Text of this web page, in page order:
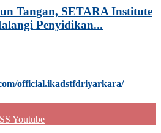
Tangan, SETARA Institute
Penyidikan...
official.ikadstfdriyarkara/
Youtube